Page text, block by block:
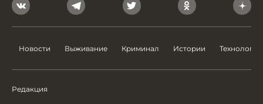
Новости Выживание Криминал Истории Технологии
Редакция